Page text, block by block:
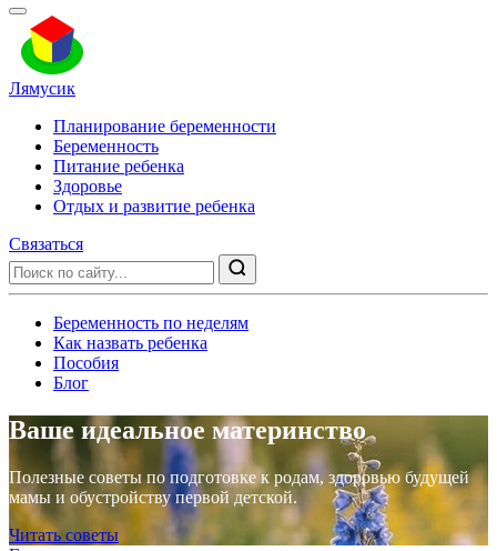
Лямусик
Планирование беременности
Беременность
Питание ребенка
Здоровье
Отдых и развитие ребенка
Связаться
Беременность по неделям
Как назвать ребенка
Пособия
Блог
Ваше идеальное материнство
Полезные советы по подготовке к родам, здоровью будущей
мамы и обустройству первой детской.
Читать советы